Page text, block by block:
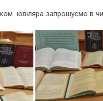
ювіляра запрошуємо в